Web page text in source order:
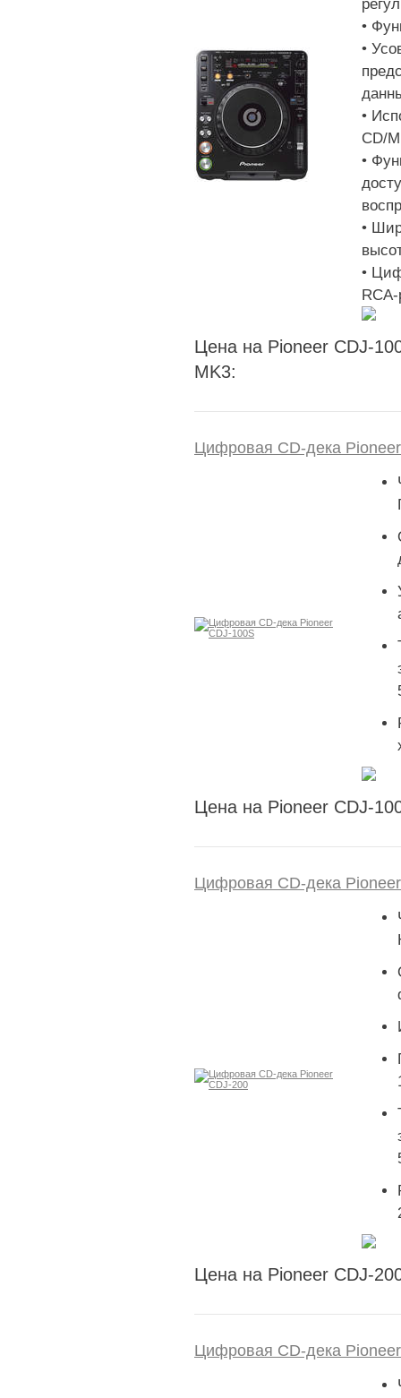
•
•
•
CD/
•
•
•
Цена на Pioneer CDJ-
MK3:
Цифровая CD-дека
Цена на Pioneer CDJ-
Цифровая CD-дека
Цена на Pioneer CDJ-
Цифровая CD-дека